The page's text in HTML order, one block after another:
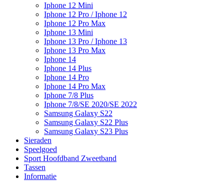
Iphone 12 Mini
Iphone 12 Pro / Iphone 12
Iphone 12 Pro Max
Iphone 13 Mini
Iphone 13 Pro / Iphone 13
Iphone 13 Pro Max
Iphone 14
Iphone 14 Plus
Iphone 14 Pro
Iphone 14 Pro Max
Iphone 7/8 Plus
Iphone 7/8/SE 2020/SE 2022
Samsung Galaxy S22
Samsung Galaxy S22 Plus
Samsung Galaxy S23 Plus
Sieraden
Speelgoed
Sport Hoofdband Zweetband
Tassen
Informatie